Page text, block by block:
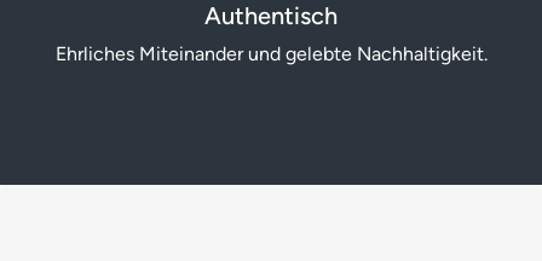
Authentisch
Ehrliches Mit­einander und ge­lebte Nach­haltig­keit.